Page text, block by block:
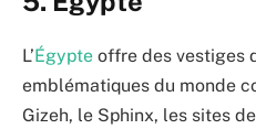
L’Égypte offre des vestiges
emblématiques du monde
Gizeh, le Sphinx, les sites